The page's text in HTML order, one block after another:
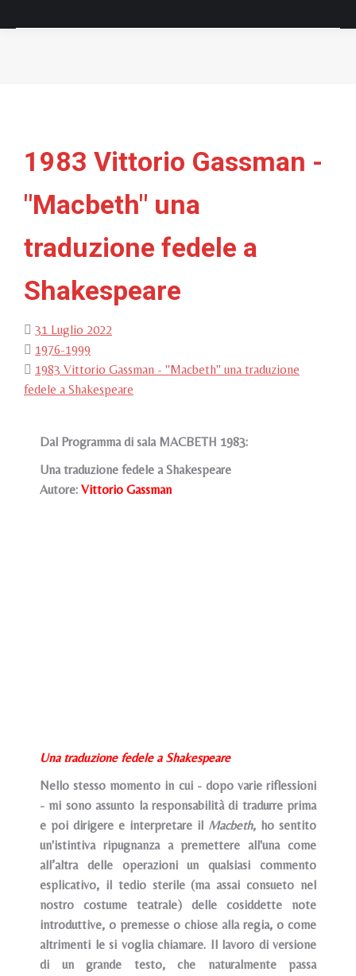
1983 Vittorio Gassman -
"Macbeth" una
traduzione fedele a
Shakespeare
31 Luglio 2022
1976-1999
1983 Vittorio Gassman - "Macbeth" una traduzione
fedele a Shakespeare
Dal Programma di sala MACBETH 1983:
Una traduzione fedele a Shakespeare
Autore: Vittorio Gassman
Una traduzione fedele a Shakespeare
Nello stesso momento in cui - dopo varie riflessioni
- mi sono assunto la responsabilità di tradurre prima
e poi dirigere e interpretare il Macbeth, ho sentito
un'istintiva ripugnanza a premettere all'una come
all’altra delle operazioni un qualsiasi commento
esplicativo, il tedio sterile (ma assai consueto nel
nostro costume teatrale) delle cosiddette note
introduttive, o premesse o chiose alla regia, o come
altrimenti le si voglia chiamare. Il lavoro di versione
di un grande testo, che naturalmente passa